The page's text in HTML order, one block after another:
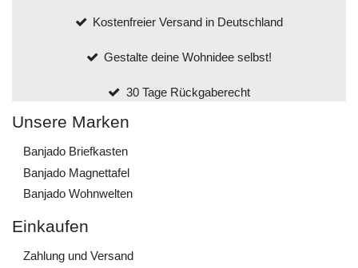
Kostenfreier Versand in Deutschland
Gestalte deine Wohnidee selbst!
30 Tage Rückgaberecht
Unsere Marken
Banjado Briefkasten
Banjado Magnettafel
Banjado Wohnwelten
Einkaufen
Zahlung und Versand